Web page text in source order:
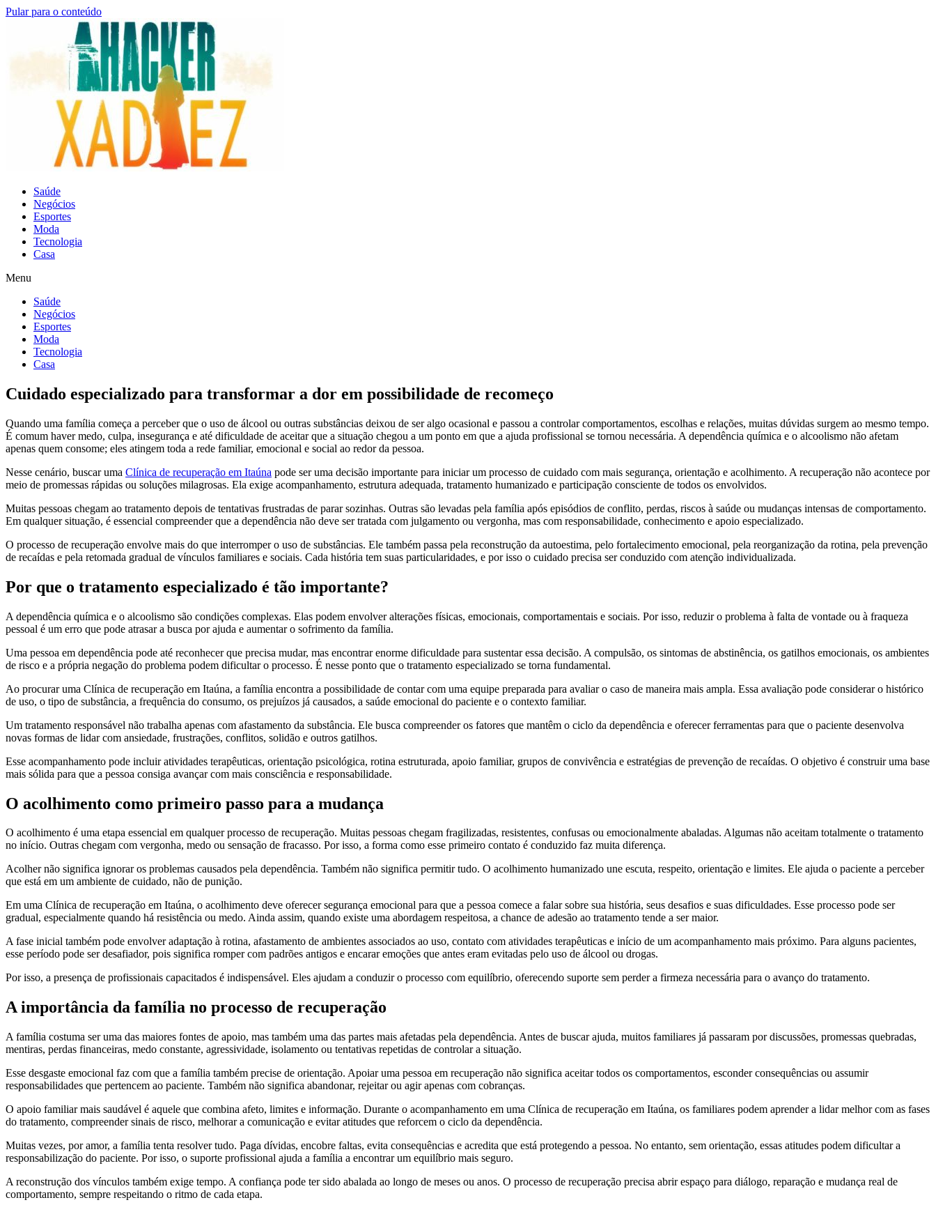
Pular para o conteúdo
Saúde
Negócios
Esportes
Moda
Tecnologia
Casa
Menu
Saúde
Negócios
Esportes
Moda
Tecnologia
Casa
Cuidado especializado para transformar a dor em possibilidade de recomeço
Quando uma família começa a perceber que o uso de álcool ou outras substâncias deixou de ser algo ocasional e passou a controlar comportamentos, escolhas e relações, muitas dúvidas surgem ao mesmo tempo.
É comum haver medo, culpa, insegurança e até dificuldade de aceitar que a situação chegou a um ponto em que a ajuda profissional se tornou necessária. A dependência química e o alcoolismo não afetam
apenas quem consome; eles atingem toda a rede familiar, emocional e social ao redor da pessoa.
Nesse cenário, buscar uma Clínica de recuperação em Itaúna pode ser uma decisão importante para iniciar um processo de cuidado com mais segurança, orientação e acolhimento. A recuperação não acontece por
meio de promessas rápidas ou soluções milagrosas. Ela exige acompanhamento, estrutura adequada, tratamento humanizado e participação consciente de todos os envolvidos.
Muitas pessoas chegam ao tratamento depois de tentativas frustradas de parar sozinhas. Outras são levadas pela família após episódios de conflito, perdas, riscos à saúde ou mudanças intensas de comportamento.
Em qualquer situação, é essencial compreender que a dependência não deve ser tratada com julgamento ou vergonha, mas com responsabilidade, conhecimento e apoio especializado.
O processo de recuperação envolve mais do que interromper o uso de substâncias. Ele também passa pela reconstrução da autoestima, pelo fortalecimento emocional, pela reorganização da rotina, pela prevenção
de recaídas e pela retomada gradual de vínculos familiares e sociais. Cada história tem suas particularidades, e por isso o cuidado precisa ser conduzido com atenção individualizada.
Por que o tratamento especializado é tão importante?
A dependência química e o alcoolismo são condições complexas. Elas podem envolver alterações físicas, emocionais, comportamentais e sociais. Por isso, reduzir o problema à falta de vontade ou à fraqueza
pessoal é um erro que pode atrasar a busca por ajuda e aumentar o sofrimento da família.
Uma pessoa em dependência pode até reconhecer que precisa mudar, mas encontrar enorme dificuldade para sustentar essa decisão. A compulsão, os sintomas de abstinência, os gatilhos emocionais, os ambientes
de risco e a própria negação do problema podem dificultar o processo. É nesse ponto que o tratamento especializado se torna fundamental.
Ao procurar uma Clínica de recuperação em Itaúna, a família encontra a possibilidade de contar com uma equipe preparada para avaliar o caso de maneira mais ampla. Essa avaliação pode considerar o histórico
de uso, o tipo de substância, a frequência do consumo, os prejuízos já causados, a saúde emocional do paciente e o contexto familiar.
Um tratamento responsável não trabalha apenas com afastamento da substância. Ele busca compreender os fatores que mantêm o ciclo da dependência e oferecer ferramentas para que o paciente desenvolva
novas formas de lidar com ansiedade, frustrações, conflitos, solidão e outros gatilhos.
Esse acompanhamento pode incluir atividades terapêuticas, orientação psicológica, rotina estruturada, apoio familiar, grupos de convivência e estratégias de prevenção de recaídas. O objetivo é construir uma base
mais sólida para que a pessoa consiga avançar com mais consciência e responsabilidade.
O acolhimento como primeiro passo para a mudança
O acolhimento é uma etapa essencial em qualquer processo de recuperação. Muitas pessoas chegam fragilizadas, resistentes, confusas ou emocionalmente abaladas. Algumas não aceitam totalmente o tratamento
no início. Outras chegam com vergonha, medo ou sensação de fracasso. Por isso, a forma como esse primeiro contato é conduzido faz muita diferença.
Acolher não significa ignorar os problemas causados pela dependência. Também não significa permitir tudo. O acolhimento humanizado une escuta, respeito, orientação e limites. Ele ajuda o paciente a perceber
que está em um ambiente de cuidado, não de punição.
Em uma Clínica de recuperação em Itaúna, o acolhimento deve oferecer segurança emocional para que a pessoa comece a falar sobre sua história, seus desafios e suas dificuldades. Esse processo pode ser
gradual, especialmente quando há resistência ou medo. Ainda assim, quando existe uma abordagem respeitosa, a chance de adesão ao tratamento tende a ser maior.
A fase inicial também pode envolver adaptação à rotina, afastamento de ambientes associados ao uso, contato com atividades terapêuticas e início de um acompanhamento mais próximo. Para alguns pacientes,
esse período pode ser desafiador, pois significa romper com padrões antigos e encarar emoções que antes eram evitadas pelo uso de álcool ou drogas.
Por isso, a presença de profissionais capacitados é indispensável. Eles ajudam a conduzir o processo com equilíbrio, oferecendo suporte sem perder a firmeza necessária para o avanço do tratamento.
A importância da família no processo de recuperação
A família costuma ser uma das maiores fontes de apoio, mas também uma das partes mais afetadas pela dependência. Antes de buscar ajuda, muitos familiares já passaram por discussões, promessas quebradas,
mentiras, perdas financeiras, medo constante, agressividade, isolamento ou tentativas repetidas de controlar a situação.
Esse desgaste emocional faz com que a família também precise de orientação. Apoiar uma pessoa em recuperação não significa aceitar todos os comportamentos, esconder consequências ou assumir
responsabilidades que pertencem ao paciente. Também não significa abandonar, rejeitar ou agir apenas com cobranças.
O apoio familiar mais saudável é aquele que combina afeto, limites e informação. Durante o acompanhamento em uma Clínica de recuperação em Itaúna, os familiares podem aprender a lidar melhor com as fases
do tratamento, compreender sinais de risco, melhorar a comunicação e evitar atitudes que reforcem o ciclo da dependência.
Muitas vezes, por amor, a família tenta resolver tudo. Paga dívidas, encobre faltas, evita consequências e acredita que está protegendo a pessoa. No entanto, sem orientação, essas atitudes podem dificultar a
responsabilização do paciente. Por isso, o suporte profissional ajuda a família a encontrar um equilíbrio mais seguro.
A reconstrução dos vínculos também exige tempo. A confiança pode ter sido abalada ao longo de meses ou anos. O processo de recuperação precisa abrir espaço para diálogo, reparação e mudança real de
comportamento, sempre respeitando o ritmo de cada etapa.